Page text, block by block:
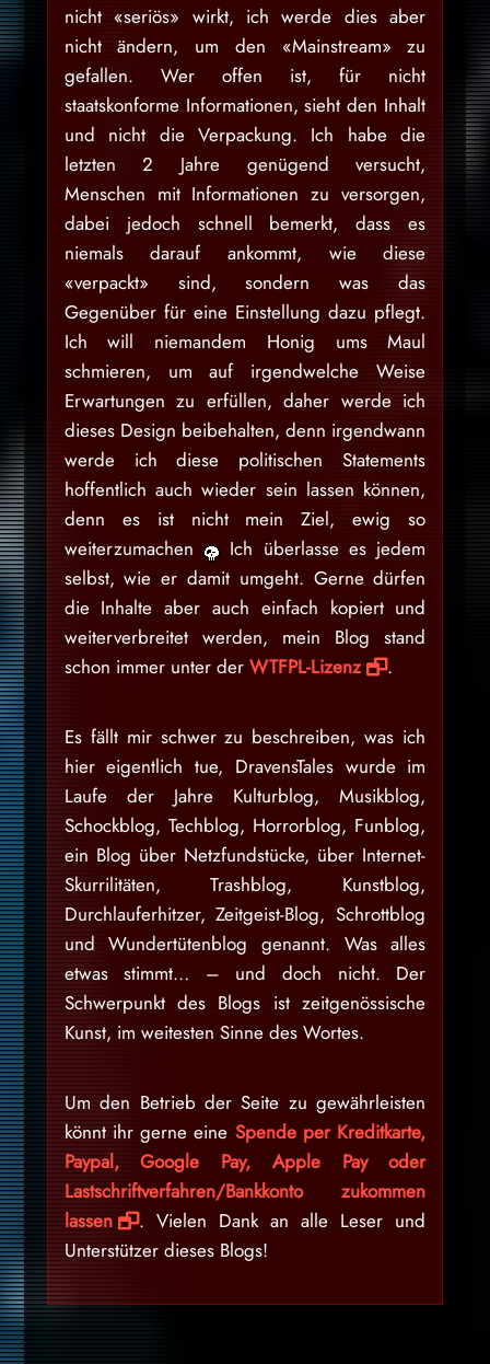
nicht «seriös» wirkt, ich werde dies aber
nicht ändern, um den «Mainstream» zu
gefallen. Wer offen ist, für nicht
staatskonforme Informationen, sieht den Inhalt
und nicht die Verpackung. Ich habe die
letzten 2 Jahre genügend versucht,
Menschen mit Informationen zu versorgen,
dabei jedoch schnell bemerkt, dass es
niemals darauf ankommt, wie diese
«verpackt» sind, sondern was das
Gegenüber für eine Einstellung dazu pflegt.
Ich will niemandem Honig ums Maul
schmieren, um auf irgendwelche Weise
Erwartungen zu erfüllen, daher werde ich
dieses Design beibehalten, denn irgendwann
werde ich diese politischen Statements
hoffentlich auch wieder sein lassen können,
denn es ist nicht mein Ziel, ewig so
weiterzumachen
Ich überlasse es jedem
selbst, wie er damit umgeht. Gerne dürfen
die Inhalte aber auch einfach kopiert und
weiterverbreitet werden, mein Blog stand
schon immer unter der WTFPL-Lizenz .
Es fällt mir schwer zu beschreiben, was ich
hier eigentlich tue, DravensTales wurde im
Laufe der Jahre Kulturblog, Musikblog,
Schockblog, Techblog, Horrorblog, Funblog,
ein Blog über Netzfundstücke, über Internet-
Skurrilitäten, Trashblog, Kunstblog,
Durchlauferhitzer, Zeitgeist-Blog, Schrottblog
und Wundertütenblog genannt. Was alles
etwas stimmt… – und doch nicht. Der
Schwerpunkt des Blogs ist zeitgenössische
Kunst, im weitesten Sinne des Wortes.
Um den Betrieb der Seite zu gewährleisten
könnt ihr gerne eine Spende per Kreditkarte,
Paypal, Google Pay, Apple Pay oder
Lastschriftverfahren/Bankkonto zukommen
lassen
. Vielen Dank an alle Leser und
Unterstützer dieses Blogs!